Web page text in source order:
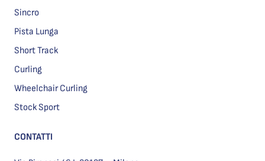
Sincro
Pista Lunga
Short Track
Curling
Wheelchair Curling
Stock Sport
CONTATTI